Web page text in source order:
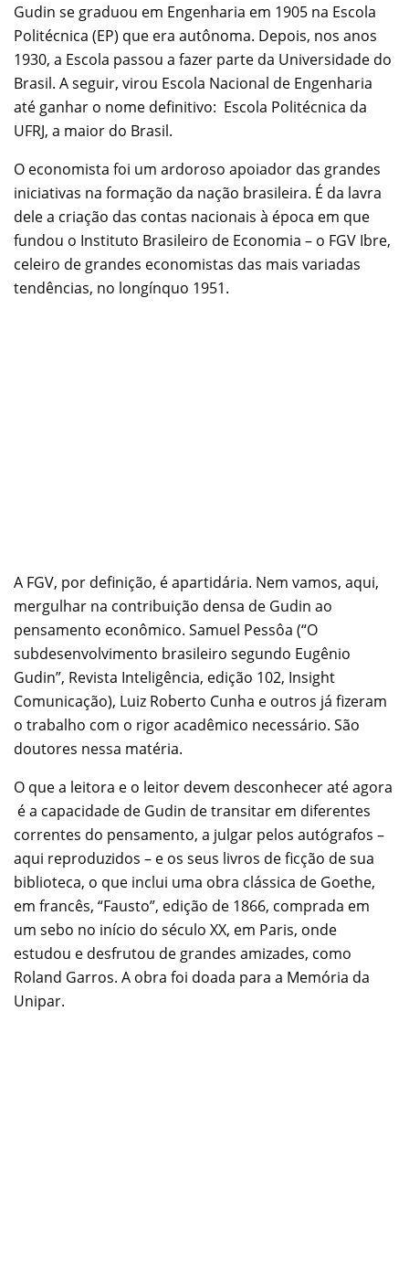
Gudin se graduou em Engenharia em 1905 na Escola
Politécnica (EP) que era autônoma. Depois, nos anos
1930, a Escola passou a fazer parte da Universidade do
Brasil. A seguir, virou Escola Nacional de Engenharia
até ganhar o nome definitivo: Escola Politécnica da
UFRJ, a maior do Brasil.
O economista foi um ardoroso apoiador das grandes
iniciativas na formação da nação brasileira. É da lavra
dele a criação das contas nacionais à época em que
fundou o Instituto Brasileiro de Economia – o FGV Ibre,
celeiro de grandes economistas das mais variadas
tendências, no longínquo 1951.
A FGV, por definição, é apartidária. Nem vamos, aqui,
mergulhar na contribuição densa de Gudin ao
pensamento econômico. Samuel Pessôa (“O
subdesenvolvimento brasileiro segundo Eugênio
Gudin”, Revista Inteligência, edição 102, Insight
Comunicação), Luiz Roberto Cunha e outros já fizeram
o trabalho com o rigor acadêmico necessário. São
doutores nessa matéria.
O que a leitora e o leitor devem desconhecer até agora
é a capacidade de Gudin de transitar em diferentes
correntes do pensamento, a julgar pelos autógrafos –
aqui reproduzidos – e os seus livros de ficção de sua
biblioteca, o que inclui uma obra clássica de Goethe,
em francês, “Fausto”, edição de 1866, comprada em
um sebo no início do século XX, em Paris, onde
estudou e desfrutou de grandes amizades, como
Roland Garros. A obra foi doada para a Memória da
Unipar.